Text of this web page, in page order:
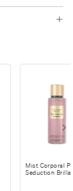
Mist Corporal
Seduction